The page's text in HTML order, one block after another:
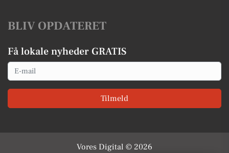
BLIV OPDATERET
Få lokale nyheder GRATIS
Email
Tilmeld
Vores Digital © 2026